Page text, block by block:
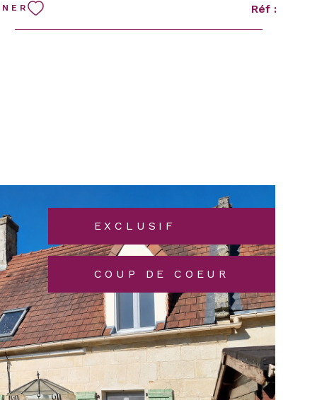
Réf :
EXCLUSIF
COUP DE COEUR
LE BIEN